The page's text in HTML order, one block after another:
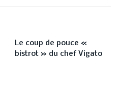
Le coup de pouce «
bistrot » du chef Vigato